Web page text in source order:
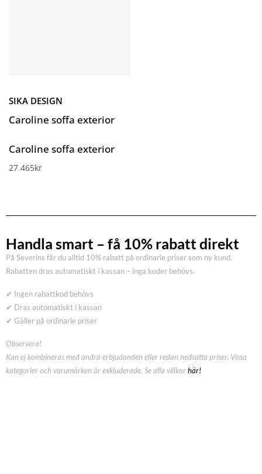
SIKA DESIGN
Caroline soffa exterior
Caroline soffa exterior
27 465kr
Handla smart – få 10% rabatt direkt
På Severins får du alltid 10% rabatt på ordinarie priser som ny kund.
Rabatten dras automatiskt i kassan – inga koder behövs.
✔ Ingen rabattkod behövs
✔ Dras automatiskt i kassan
✔ Gäller på ordinarie priser
Observera!
Kan ej kombineras med andra erbjudanden eller redan nedsatta priser. Vissa
kategorier och varumärken är exkluderade. Se alla villkorhär!